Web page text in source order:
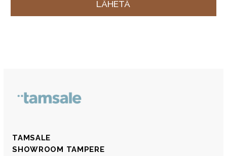
TAMSALE
SHOWROOM TAMPERE